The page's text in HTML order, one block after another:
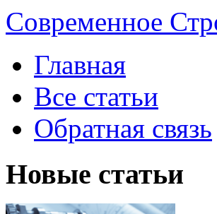
Современное
Главная
Все статьи
Обратная связь
Новые статьи